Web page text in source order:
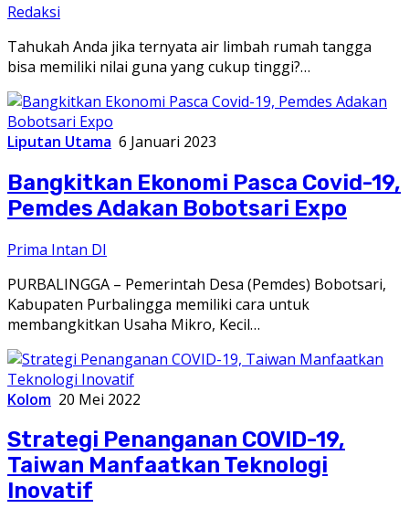
Redaksi
Tahukah Anda jika ternyata air limbah rumah tangga
bisa memiliki nilai guna yang cukup tinggi?…
Liputan Utama 6 Januari 2023
Bangkitkan Ekonomi Pasca Covid-19,
Pemdes Adakan Bobotsari Expo
Prima Intan DI
PURBALINGGA – Pemerintah Desa (Pemdes) Bobotsari,
Kabupaten Purbalingga memiliki cara untuk
membangkitkan Usaha Mikro, Kecil…
Kolom 20 Mei 2022
Strategi Penanganan COVID-19,
Taiwan Manfaatkan Teknologi
Inovatif